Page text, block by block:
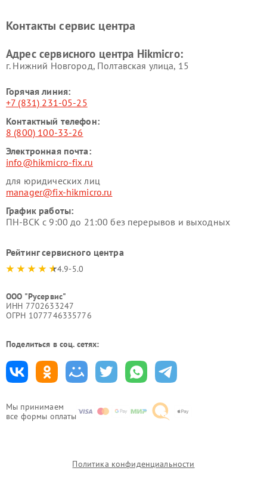
Мы принимаем
все формы оплаты
Контакты сервис центра
Адрес сервисного центра Hikmicro:
г. Нижний Новгород, Полтавская улица, 15
Горячая линия:
+7 (831) 231-05-25
Контактный телефон:
8 (800) 100-33-26
Электронная почта:
info@hikmicro-fix.ru
для юридических лиц
manager@fix-hikmicro.ru
График работы:
ПН-ВСК с 9:00 до 21:00 без перерывов и выходных
Рейтинг сервисного центра
4.9-5.0
ООО "Русервис"
ИНН 7702633247
ОГРН 1077746335776
Поделиться в соц. сетях:
Политика конфиденциальности